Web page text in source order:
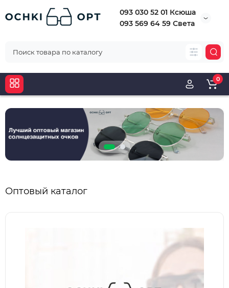
093 030 52 01 Ксюша
093 569 64 59 Света
0
Оптовый каталог